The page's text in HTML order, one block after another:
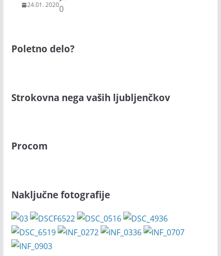
24.01. 20200
Poletno delo?
Strokovna nega vaših ljubljenčkov
Procom
Naključne fotografije